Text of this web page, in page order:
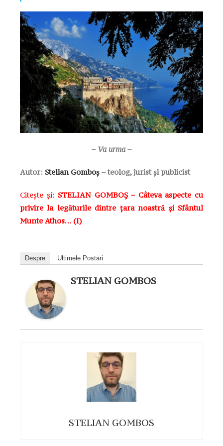
– Va urma –
Autor: Stelian Gomboș –teolog, jurist și publicist
Citește și: STELIAN GOMBOȘ – Câteva aspecte cu
privire la legăturile dintre țara noastră și Sfântul
Munte Athos… (I)
Despre Ultimele Postari
STELIAN GOMBOS
STELIAN GOMBOS